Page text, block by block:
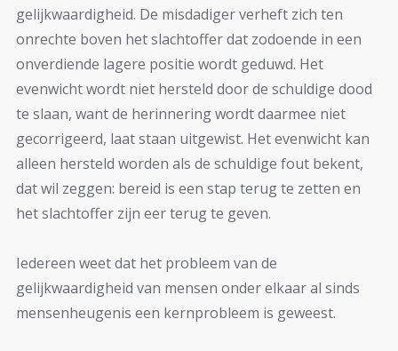
gelijkwaardigheid. De misdadiger verheft zich ten
onrechte boven het slachtoffer dat zodoende in een
onverdiende lagere positie wordt geduwd. Het
evenwicht wordt niet hersteld door de schuldige dood
te slaan, want de herinnering wordt daarmee niet
gecorrigeerd, laat staan uitgewist. Het evenwicht kan
alleen hersteld worden als de schuldige fout bekent,
dat wil zeggen: bereid is een stap terug te zetten en
het slachtoffer zijn eer terug te geven.
Iedereen weet dat het probleem van de
gelijkwaardigheid van mensen onder elkaar al sinds
mensenheugenis een kernprobleem is geweest.